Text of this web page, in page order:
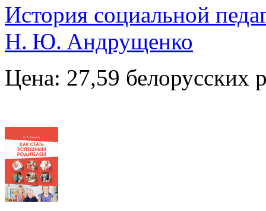
История социальной
Н. Ю. Андрущенко
Цена: 27,59 белорусских